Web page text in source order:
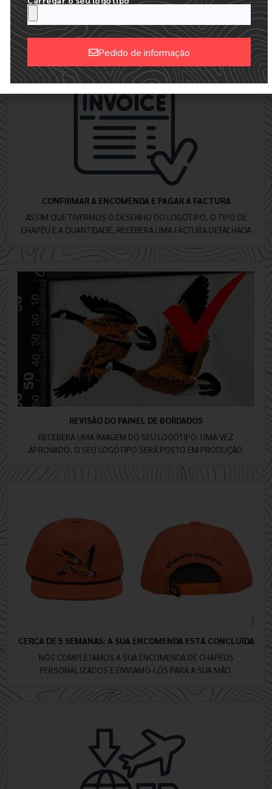
CONFIRMAR A ENCOMENDA E PAGAR A FACTURA
ASSIM QUE TIVERMOS O DESENHO DO LOGÓTIPO, O TIPO DE
CHAPÉU E A QUANTIDADE, RECEBERÁ UMA FACTURA DETALHADA
REVISÃO DO PAINEL DE BORDADOS
RECEBERÁ UMA IMAGEM DO SEU LOGÓTIPO. UMA VEZ
APROVADO, O SEU LOGÓTIPO SERÁ POSTO EM PRODUÇÃO.
CERCA DE 5 SEMANAS: A SUA ENCOMENDA ESTÁ CONCLUÍDA
NÓS COMPLETAMOS A SUA ENCOMENDA DE CHAPÉUS
PERSONALIZADOS E ENVIAMO-LOS PARA A SUA MÃO.
Pedido de informação
Alternative: